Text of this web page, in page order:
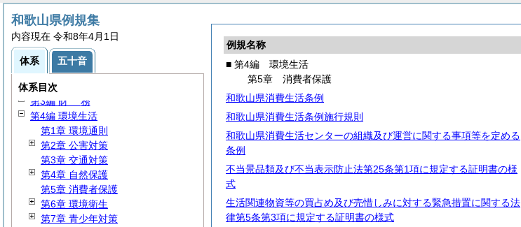
例規名称
■ 第4編 環境生活
第5章 消費者保護
和歌山県消費生活条例
和歌山県消費生活条例施行規則
和歌山県消費生活センターの組織及び運営に関する事項等を定める
条例
不当景品類及び不当表示防止法第25条第1項に規定する証明書の様
式
生活関連物資等の買占め及び売惜しみに対する緊急措置に関する法
律第5条第3項に規定する証明書の様式
和歌山県例規集
内容現在 令和8年4月1日
体系 五十音
体系目次
第1編総規
第2編 公務員
第3編 財 務
第4編 環境生活
第1章 環境通則
第2章 公害対策
第3章 交通対策
第4章 自然保護
第5章 消費者保護
第6章 環境衛生
第7章 青少年対策